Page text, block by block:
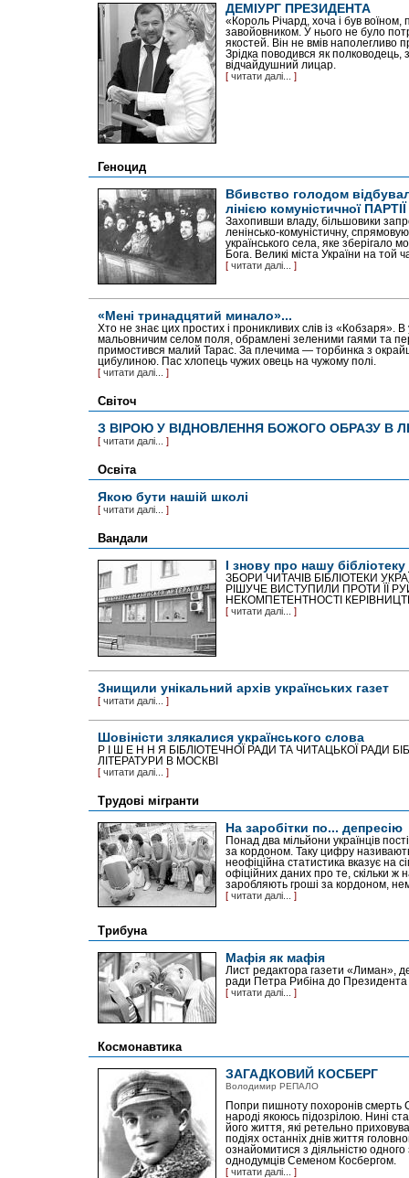
ДЕМІУРГ ПРЕЗИДЕНТА
«Король Річард, хоча і був воїном,
завойовником. У нього не було
якостей. Він не вмів наполегливо
Зрідка поводився як полководець,
відчайдушний лицар.
[ читати далі... ]
Геноцид
Вбивство голодом
лінією комуністичної ПАРТІЇ
Захопивши владу, більшовики
ленінсько-комуністичну,
українського села, яке зберігало
Бога. Великі міста України на той
[ читати далі... ]
«Мені тринадцятий минало»...
Хто не знає цих простих і проникливих слів із «Кобзаря». В
мальовничим селом поля, обрамлені зеленими гаями та
примостився малий Тарас. За плечима — торбинка з
цибулиною. Пас хлопець чужих овець на чужому полі.
[ читати далі... ]
Світоч
З ВІРОЮ У ВІДНОВЛЕННЯ БОЖОГО ОБРАЗУ В
[ читати далі... ]
Освіта
Якою бути нашій школі
[ читати далі... ]
Вандали
І знову про нашу
ЗБОРИ ЧИТАЧІВ БІБЛІОТЕКИ
РІШУЧЕ ВИСТУПИЛИ ПРОТИ ЇЇ
НЕКОМПЕТЕНТНОСТІ
[ читати далі... ]
Знищили унікальний архів українських газет
[ читати далі... ]
Шовіністи злякалися українського слова
Р І Ш Е Н Н Я БІБЛІОТЕЧНОЇ РАДИ ТА ЧИТАЦЬКОЇ РАДИ
ЛІТЕРАТУРИ В МОСКВІ
[ читати далі... ]
Трудові мігранти
На заробітки по... депресію
Понад два мільйони українців
за кордоном. Таку цифру називають
неофіційна статистика вказує на
офіційних даних про те, скільки ж
заробляють гроші за кордоном,
[ читати далі... ]
Трибуна
Мафія як мафія
Лист редактора газети «Лиман»,
ради Петра Рибіна до Президента
[ читати далі... ]
Космонавтика
ЗАГАДКОВИЙ КОСБЕРГ
Володимир РЕПАЛО
Попри пишноту похоронів смерть
народі якоюсь підозрілою. Нині
його життя, які ретельно
подіях останніх днів життя
ознайомитися з діяльністю одного
однодумців Семеном Косбергом.
[ читати далі... ]